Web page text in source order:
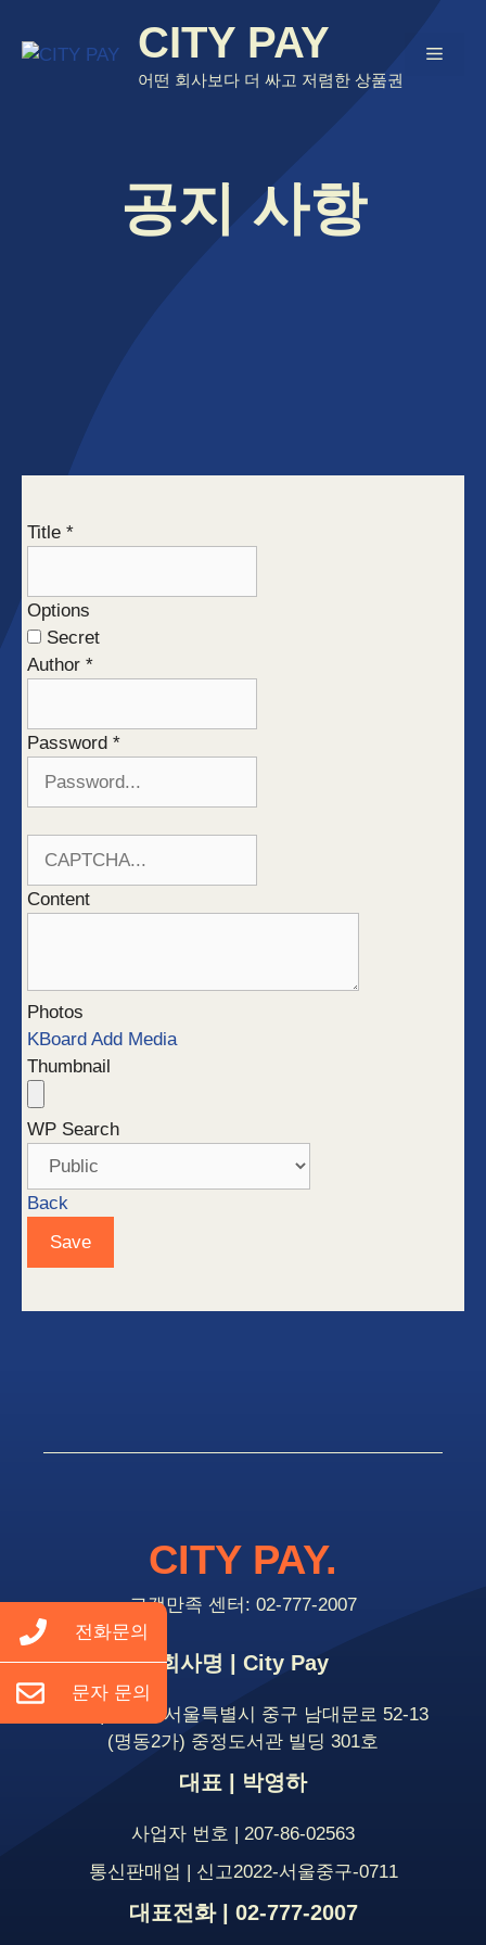
content
CITY PAY
어떤 회사보다 더 싸고 저렴한 상품권
Menu
전화문의
문자 문의
공지 사항
Title *
Options
Secret
Author *
Password *
Content
Photos
KBoard Add Media
Thumbnail
WP Search
Back
Save
회사명 | City Pay
주소 | 04535 서울특별시 중구 남대문로 52-13
(명동2가) 중정도서관 빌딩 301호
대표 | 박영하
사업자 번호 | 207-86-02563
통신판매업 | 신고2022-서울중구-0711
대표전화 | 02-777-2007
CITY PAY.
고객만족 센터: 02-777-2007